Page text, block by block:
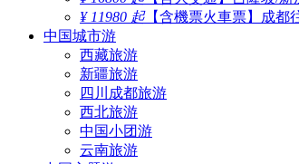
¥ 11980 起【含機票火車票】成都
中国城市游
西藏旅游
新疆旅游
四川成都旅游
西北旅游
中国小团游
云南旅游